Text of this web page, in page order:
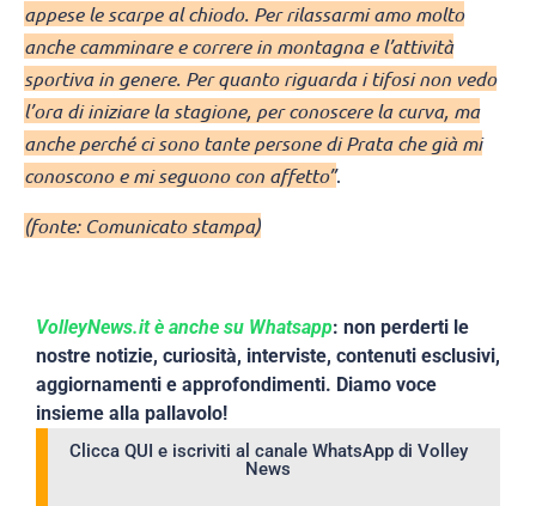
appese le scarpe al chiodo. Per rilassarmi amo molto
anche camminare e correre in montagna e l’attività
sportiva in genere. Per quanto riguarda i tifosi non vedo
l’ora di iniziare la stagione, per conoscere la curva, ma
anche perché ci sono tante persone di Prata che già mi
conoscono e mi seguono con affetto”.
(fonte: Comunicato stampa)
VolleyNews.it è anche su Whatsapp: non perderti le
nostre notizie, curiosità, interviste, contenuti esclusivi,
aggiornamenti e approfondimenti. Diamo voce
insieme alla pallavolo!
Clicca QUI e iscriviti al canale WhatsApp di Volley
News